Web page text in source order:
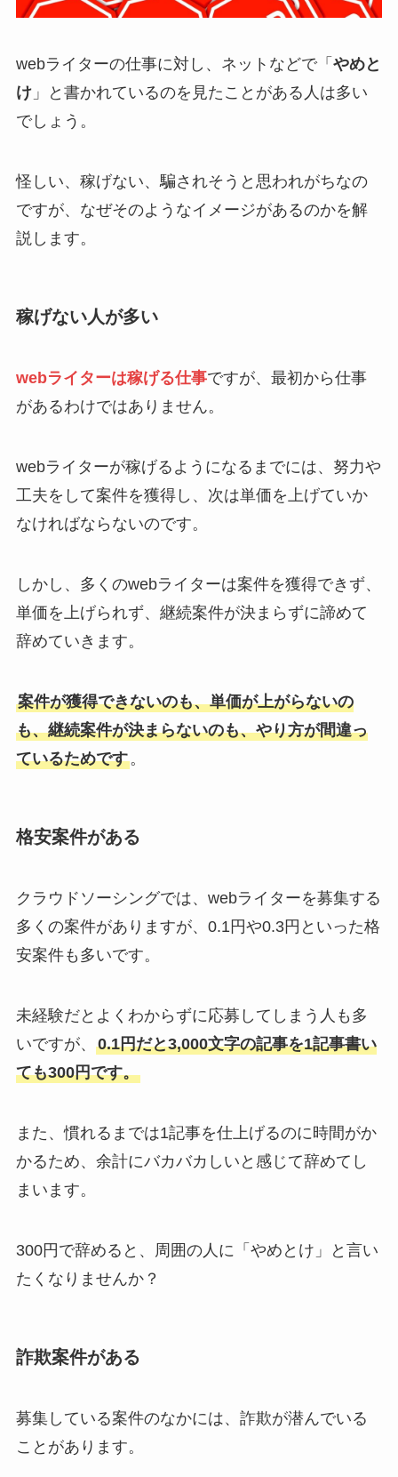
webライターの仕事に対し、ネットなどで「 やめと
け」と書かれているのを見たことがある人は多い
でしょう。
怪しい、稼げない、騙されそうと思われがちなの
ですが、なぜそのようなイメージがあるのかを解
説します。
稼げない人が多い
webライターは稼げる仕事ですが、最初から仕事
があるわけではありません。
webライターが稼げるようになるまでには、努力や
工夫をして案件を獲得し、次は単価を上げていか
なければならないのです。
しかし、多くのwebライターは案件を獲得できず、
単価を上げられず、継続案件が決まらずに諦めて
辞めていきます。
案件が獲得できないのも、単価が上がらないの
も、継続案件が決まらないのも、やり方が間違っ
ているためです。
格安案件がある
クラウドソーシングでは、webライターを募集する
多くの案件がありますが、0.1円や0.3円といった格
安案件も多いです。
未経験だとよくわからずに応募してしまう人も多
いですが、 0.1円だと3,000文字の記事を1記事書い
ても300円です。
また、慣れるまでは1記事を仕上げるのに時間がか
かるため、余計にバカバカしいと感じて辞めてし
まいます。
300円で辞めると、周囲の人に「やめとけ」と言い
たくなりませんか？
詐欺案件がある
募集している案件のなかには、詐欺が潜んでいる
ことがあります。